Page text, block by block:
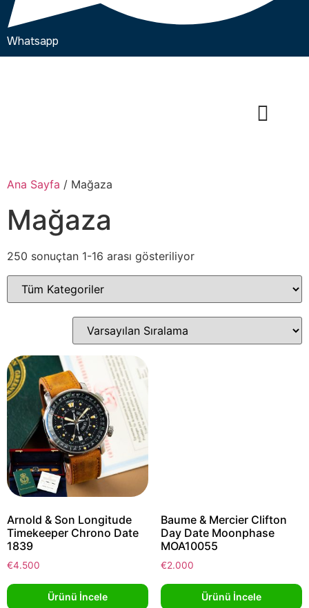
Whatsapp
Ana Sayfa / Mağaza
Mağaza
250 sonuçtan 1-16 arası gösteriliyor
Arnold & Son Longitude
Timekeeper Chrono Date
1839
€4.500
Ürünü İncele
Baume & Mercier Clifton
Day Date Moonphase
MOA10055
€2.000
Ürünü İncele